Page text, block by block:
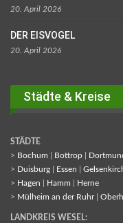
20. April 2026
DER EISVOGEL
20. April 2026
Städte & Kreise
STÄDTE
> Bochum Bottrop
> Duisburg Essen
> Hagen Hamm
Herne
> Mülheim an der Ruhr|
LANDKREIS WESEL: